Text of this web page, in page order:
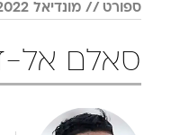
ספורט מונדיאל 2022
סאלם אל-